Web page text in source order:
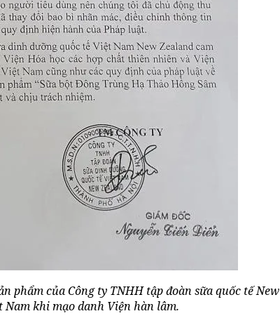
phẩm của Công ty TNHH tập đoàn sữa quốc tế New
Nam khi mạo danh Viện hàn lâm.